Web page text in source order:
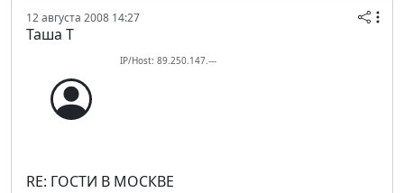
12 августа 2008 14:27
Таша Т
IP/Host: 89.250.147.---
RE: ГОСТИ В МОСКВЕ